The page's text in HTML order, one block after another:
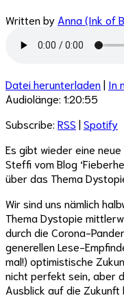
Written by Anna (Ink of
Datei herunterladen| In
Audiolänge: 1:20:55
Subscribe: RSS |Spotify
Es gibt wieder eine neue
Steffi vom Blog
über das Thema
Wir sind uns nämlich
Thema Dystopie
durch die Corona-
generellen Lese-
mal!) optimistische
nicht perfekt sein, aber
Ausblick auf die Zukunft